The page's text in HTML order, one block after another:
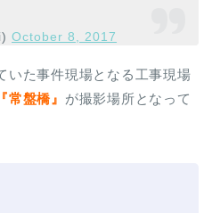
October 8, 2017
いた事件現場となる工事現場
『常盤橋』 が撮影場所となって